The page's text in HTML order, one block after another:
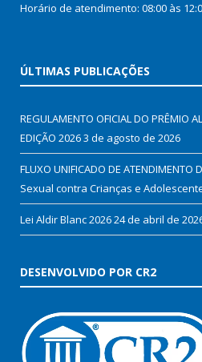
Horário de atendimento: 08:00 às
ÚLTIMAS PUBLICAÇÕES
REGULAMENTO OFICIAL DO PRÊMIO
EDIÇÃO 20263 de agosto de 2026
FLUXO UNIFICADO DE
Sexual contra Crianças e
Lei Aldir Blanc 202624 de abril de
DESENVOLVIDO POR CR2